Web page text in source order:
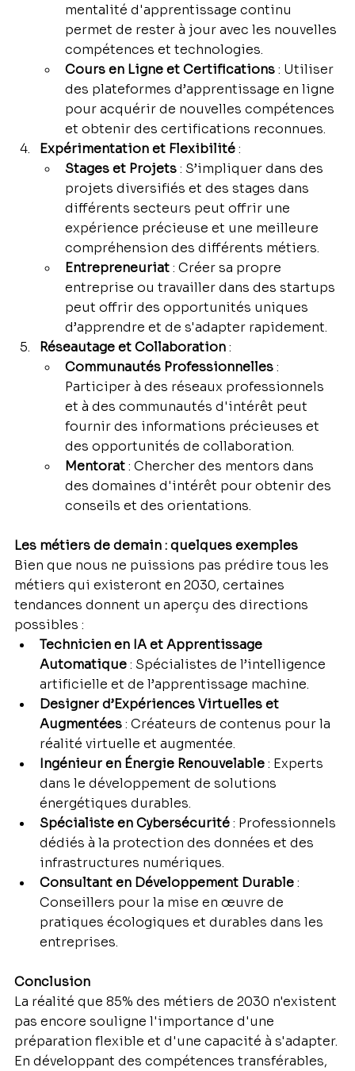
mentalité d'apprentissage continu
permet de rester à jour avec les nouvelles
compétences et technologies.
Cours en Ligne et Certifications : Utiliser
des plateformes d’apprentissage en ligne
pour acquérir de nouvelles compétences
et obtenir des certifications reconnues.
Expérimentation et Flexibilité :
Stages et Projets : S’impliquer dans des
projets diversifiés et des stages dans
différents secteurs peut offrir une
expérience précieuse et une meilleure
compréhension des différents métiers.
Entrepreneuriat : Créer sa propre
entreprise ou travailler dans des startups
peut offrir des opportunités uniques
d’apprendre et de s'adapter rapidement.
Réseautage et Collaboration :
Communautés Professionnelles :
Participer à des réseaux professionnels
et à des communautés d'intérêt peut
fournir des informations précieuses et
des opportunités de collaboration.
Mentorat : Chercher des mentors dans
des domaines d'intérêt pour obtenir des
conseils et des orientations.
Les métiers de demain : quelques exemples
Bien que nous ne puissions pas prédire tous les
métiers qui existeront en 2030, certaines
tendances donnent un aperçu des directions
possibles :
Technicien en IA et Apprentissage
Automatique : Spécialistes de l’intelligence
artificielle et de l’apprentissage machine.
Designer d’Expériences Virtuelles et
Augmentées : Créateurs de contenus pour la
réalité virtuelle et augmentée.
Ingénieur en Énergie Renouvelable : Experts
dans le développement de solutions
énergétiques durables.
Spécialiste en Cybersécurité : Professionnels
dédiés à la protection des données et des
infrastructures numériques.
Consultant en Développement Durable :
Conseillers pour la mise en œuvre de
pratiques écologiques et durables dans les
entreprises.
Conclusion
La réalité que 85% des métiers de 2030 n'existent
pas encore souligne l'importance d'une
préparation flexible et d'une capacité à s'adapter.
En développant des compétences transférables,